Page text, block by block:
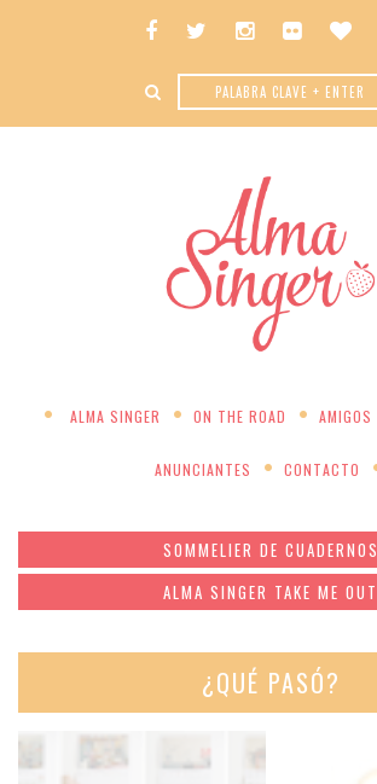
ALMA SINGER ON THE ROAD AMIGOS
ANUNCIANTES CONTACTO
SOMMELIER DE CUADERNOS
ALMA SINGER TAKE ME OUT
¿QUÉ PASÓ?